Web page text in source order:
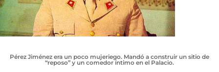
Pérez Jiménez era un poco mujeriego. Mandó a construir un sitio de
“reposo” y un comedor íntimo en el Palacio.